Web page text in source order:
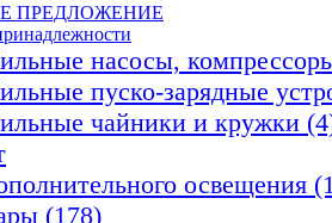
ПРЕДЛОЖЕНИЕ
насосы,
пуско-зарядные
чайники и кружки
освещения
(178)